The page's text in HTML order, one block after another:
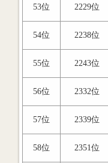
53位 2229位
54位 2238位
55位 2243位
56位 2332位
57位 2339位
58位 2351位